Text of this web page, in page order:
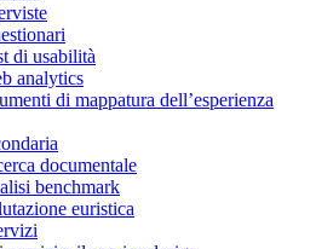
di usabilità
analytics
di mappatura dell’esperienza
documentale
benchmark
euristica